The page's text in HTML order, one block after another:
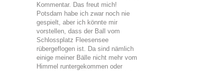
Kommentar. Das freut mich!
Potsdam habe ich zwar noch nie
gespielt, aber ich könnte mir
vorstellen, dass der Ball vom
Schlossplatz Fleesensee
rübergeflogen ist. Da sind nämlich
einige meiner Bälle nicht mehr vom
Himmel runtergekommen oder